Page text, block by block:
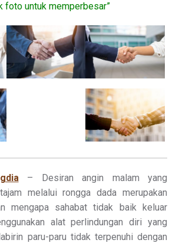
foto untuk memperbesar”
– Desiran angin malam yang
melalui rongga dada merupakan
mengapa sahabat tidak baik keluar
alat perlindungan diri yang
paru-paru tidak terpenuhi dengan